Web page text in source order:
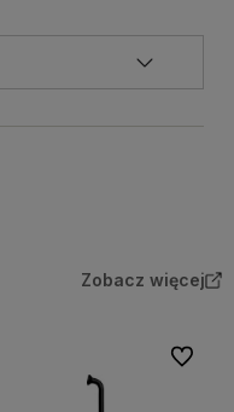
Zobacz więcej
Do